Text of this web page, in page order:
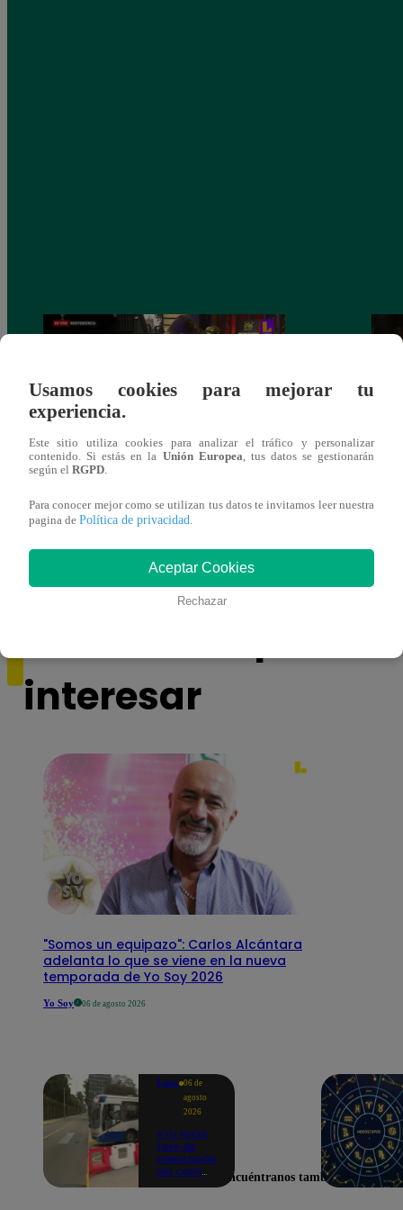
lo que sabe de la muerte del exparticipante
de ‘La Voz Perú’
de
interesar
"Somos un equipazo": Carlos Alcántara
adelanta lo que se viene en la nueva
temporada de Yo Soy 2026
Yo Soy 06 de agosto 2026
Lima 06 de
agosto
2026
ATU inicia
fase de
orientación
del carril
Usamos cookies para mejorar tu
experiencia.
Este sitio utiliza cookies para analizar el tráfico y personalizar
contenido. Si estás en la Unión Europea , tus datos se gestionarán
según el RGPD
Para conocer mejor como se utilizan tus datos te invitamos leer nuestra
pagina de Política de privacidad
Aceptar Cookies
Rechazar
Encuéntranos también en